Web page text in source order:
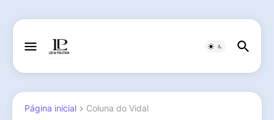
Página inicial Coluna do Vidal